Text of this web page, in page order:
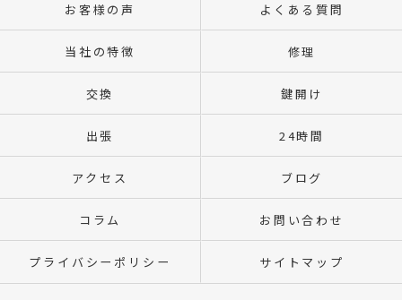
お客様の声 よくある質問
当社の特徴 修理
交換 鍵開け
出張 24時間
アクセス ブログ
コラム お問い合わせ
プライバシーポリシー サイトマップ